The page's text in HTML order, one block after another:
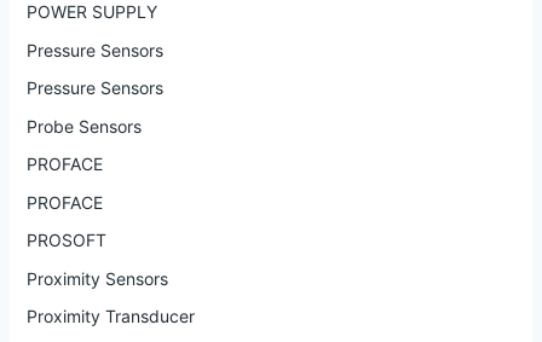
POWER SUPPLY
Pressure Sensors
Pressure Sensors
Probe Sensors
PROFACE
PROFACE
PROSOFT
Proximity Sensors
Proximity Transducer